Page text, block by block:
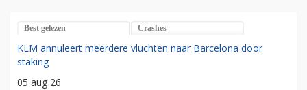
Best gelezen Crashes
KLM annuleert meerdere vluchten naar Barcelona door
staking
05 aug 26